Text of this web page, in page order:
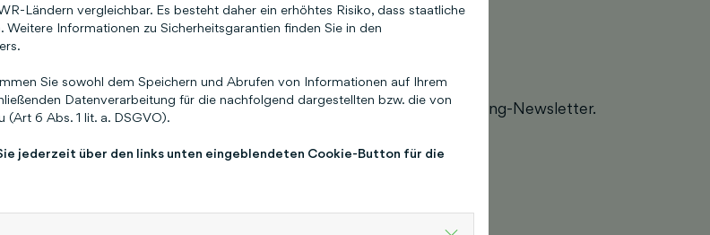
geschafft!
uns über dein Interesse und die Anmeldung für unseren Marketing-Newsletter.
Ländern vergleichbar. Es besteht daher ein erhöhtes Risiko, dass staatliche
Informationen zu Sicherheitsgarantien finden Sie in den
Sie sowohl dem Speichern und Abrufen von Informationen auf Ihrem
Datenverarbeitung für die nachfolgend dargestellten bzw. die von
(Art 6 Abs. 1 lit. a. DSGVO).
jederzeit über den links unten eingeblendeten Cookie-Button für die